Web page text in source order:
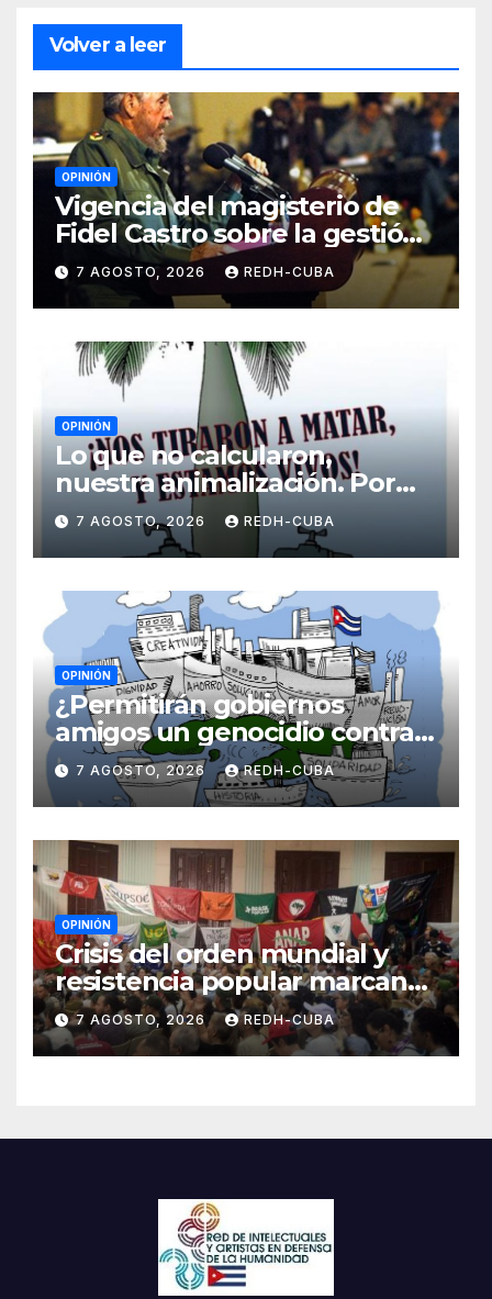
Volver a leer
OPINIÓN
Vigencia del magisterio de
Fidel Castro sobre la gestión
del liderazgo revolucionario.
Por Jorge Luís Guach Estévez
7 AGOSTO, 2026 REDH-CUBA
OPINIÓN
Lo que no calcularon,
nuestra animalización. Por
Laidi Fernández de Juan
7 AGOSTO, 2026 REDH-CUBA
OPINIÓN
¿Permitirán gobiernos
amigos un genocidio contra
Cuba? Por Hedelberto López
Blanch
7 AGOSTO, 2026 REDH-CUBA
OPINIÓN
Crisis del orden mundial y
resistencia popular marcan
el inicio de la IV Asamblea
Continental de ALBA
Movimientos en Cuba
7 AGOSTO, 2026 REDH-CUBA